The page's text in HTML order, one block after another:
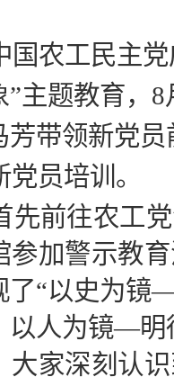
国农工民主
”主题教育，
芳带领新党
员培训。
先前往农工
参加警示教
了“以史为
人为镜—明
大家深刻认